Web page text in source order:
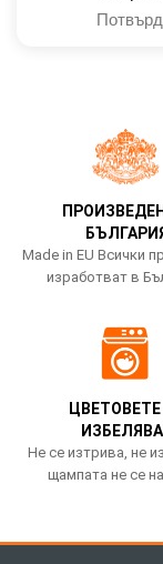
Made in EU Всички
изработват в
ЦВЕТОВЕТЕ
Не се изтрива, не
щампата не се